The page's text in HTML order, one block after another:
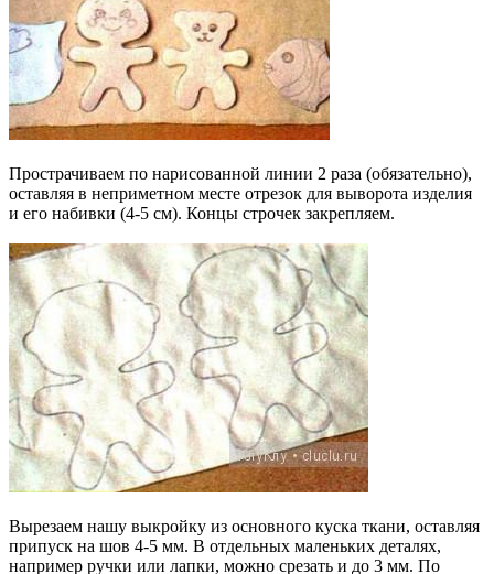
Прострачиваем по нарисованной линии 2 раза (обязательно),
оставляя в неприметном месте отрезок для выворота изделия
и его набивки (4-5 см). Концы строчек закрепляем.
Вырезаем нашу выкройку из основного куска ткани, оставляя
припуск на шов 4-5 мм. В отдельных маленьких деталях,
например ручки или лапки, можно срезать и до 3 мм. По